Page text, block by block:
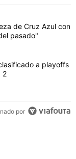
en los
cuestionó la
de Cruz Azul con
pasado"
si Cruz Azul
a playoffs